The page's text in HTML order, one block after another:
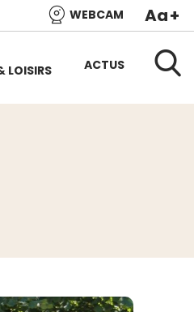
WEBCAM Aa+
belles vallées du versant
LOISIRS ACTUS